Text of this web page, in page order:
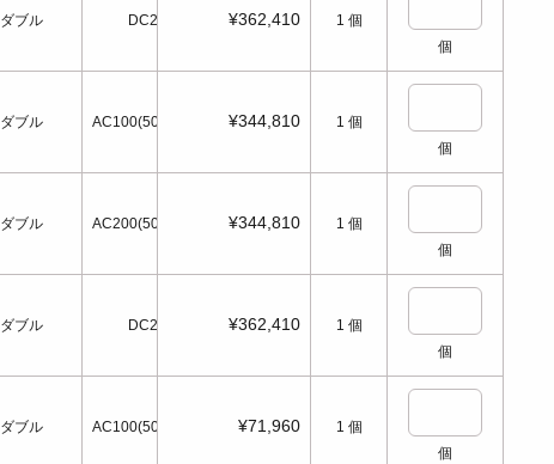
ダブル DC24
ダブル AC100(50/60Hz)
ダブル AC200(50/60Hz)
ダブル DC24
ダブル AC100(50/60Hz)
¥362,410 1 個
個
¥344,810 1 個
個
¥344,810 1 個
個
¥362,410 1 個
個
¥71,960 1 個
個